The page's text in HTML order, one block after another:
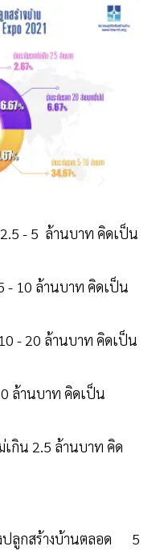
- 5 ล้านบาท คิดเป็น
- 10 ล้านบาท คิดเป็น
- 20 ล้านบาท คิดเป็น
ล้านบาท คิดเป็น
กิน 2.5 ล้านบาท คิด
ปลูกสร้างบ้านตลอด 5